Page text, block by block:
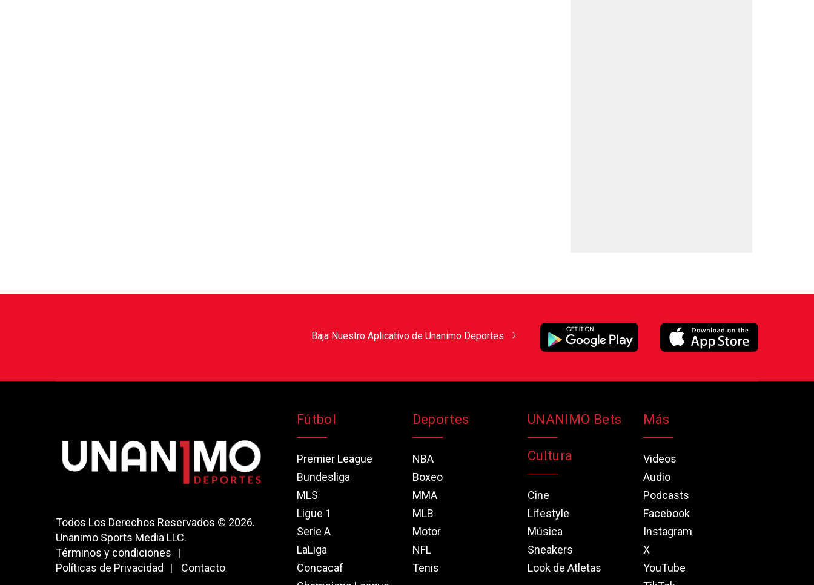
Baja Nuestro Aplicativo de Unanimo Deportes
Todos Los Derechos Reservados © 2026.
Unanimo Sports Media LLC.
Términos y condiciones
Políticas de Privacidad
Contacto
Fútbol
Premier League
Bundesliga
MLS
Ligue 1
Serie A
LaLiga
Concacaf
Deportes
NBA
Boxeo
MMA
MLB
Motor
NFL
Tenis
UNANIMO Bets
Cultura
Cine
Lifestyle
Música
Sneakers
Look de Atletas
Más
Videos
Audio
Podcasts
Facebook
Instagram
X
YouTube